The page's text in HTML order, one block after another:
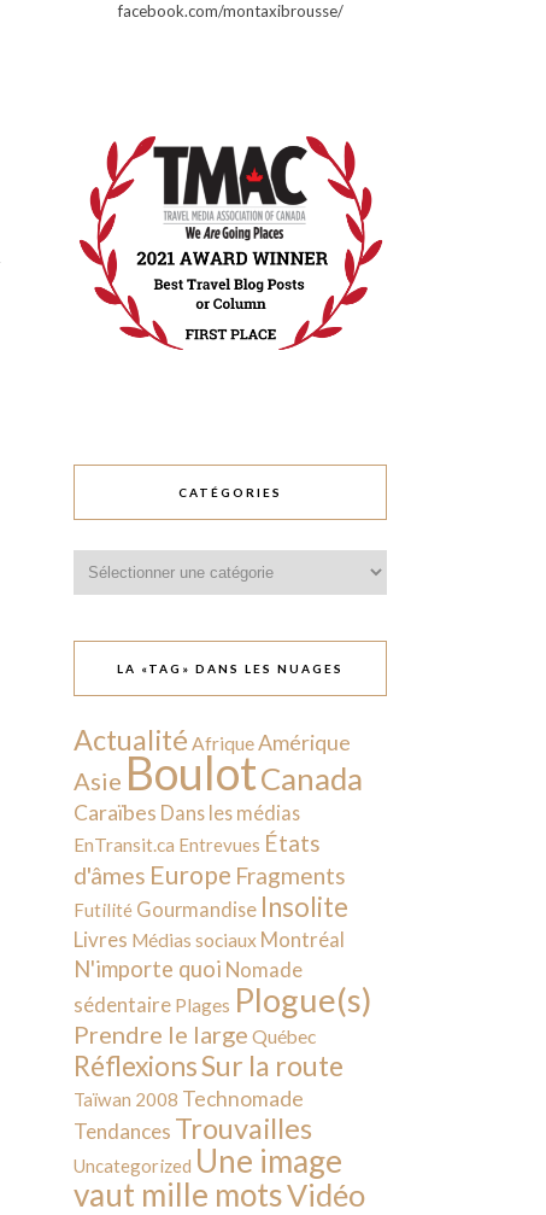
facebook.com/montaxibrousse/
CATÉGORIES
LA «TAG» DANS LES NUAGES
Actualité AfriqueAmérique
Asie BoulotCanada
Caraïbes Dans les médias
EnTransit.ca Entrevues États
d'âmes Europe Fragments
Futilité Gourmandise Insolite
Livres Médias sociaux Montréal
N'importe quoi Nomade
sédentaire Plages Plogue(s)
Prendre le large Québec
RéflexionsSur la route
Taïwan 2008 Technomade
Tendances Trouvailles
Uncategorized Une image
vaut mille motsVidéo